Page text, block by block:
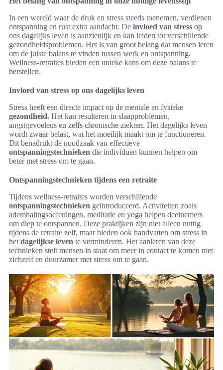
In een wereld waar de druk en stress steeds toenemen, verdienen
ontspanning en rust extra aandacht. De invloed van stress op
ons dagelijks leven is aanzienlijk en kan leiden tot verschillende
gezondheidsproblemen. Het is van groot belang dat mensen leren
om de juiste balans te vinden tussen werk en ontspanning.
Wellness-retraites bieden een unieke kans om deze balans te
herstellen.
Invloed van stress op ons dagelijks leven
Stress heeft een directe impact op de mentale en fysieke
gezondheid. Het kan resulteren in slaapproblemen,
angstgevoelens en zelfs chronische ziekten. Het dagelijks leven
wordt zwaar belast, wat het moeilijk maakt om te functioneren.
Dit benadrukt de noodzaak van effectieve
ontspanningstechnieken die individuen kunnen helpen om
beter met stress om te gaan.
Ontspanningstechnieken tijdens een retraite
Tijdens wellness-retraites worden verschillende
ontspanningstechnieken geïntroduceerd. Activiteiten zoals
ademhalingsoefeningen, meditatie en yoga helpen deelnemers
om diep te ontspannen. Deze praktijken zijn niet alleen nuttig
tijdens de retraite zelf, maar bieden ook handvatten om stress in
het dagelijkse leven te verminderen. Het aanleren van deze
technieken stelt mensen in staat om meer in contact te komen met
zichzelf en duurzamer met stress om te gaan.